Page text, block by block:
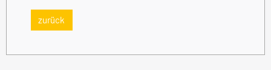
zurück